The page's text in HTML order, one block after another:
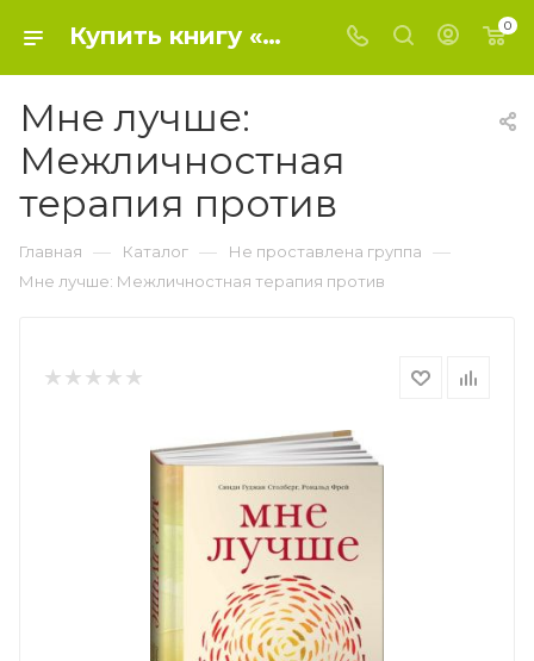
Купить книгу «Мне лучше: Межличностная терапия против» 0, Гудман Столберг Синд - Не проставлена группа 0
Мне лучше:
Межличностная
терапия против
Главная — Каталог — Не проставлена группа —
Мне лучше: Межличностная терапия против